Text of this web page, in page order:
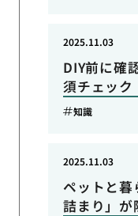
DIY前に確
須チェック
2025.11.03
知識
ペットと
詰まり」が
2025.11.03